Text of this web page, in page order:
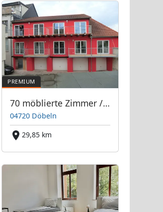
70 möblierte Zimmer / App. und Wohnungen
04720 Döbeln
29,85 km